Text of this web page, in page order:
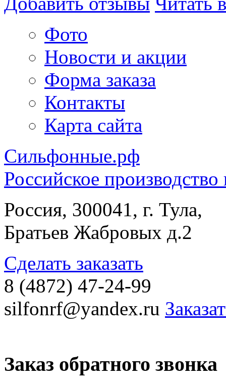
Фото
Новости и акции
Форма заказа
Контакты
Карта сайта
Сильфонные.рф
Российское
Россия, 300041, г. Тула,
Братьев Жабровых д.2
Сделать заказать
8 (4872) 47-24-99
silfonrf@yandex.ru
Заказ обратного звонка